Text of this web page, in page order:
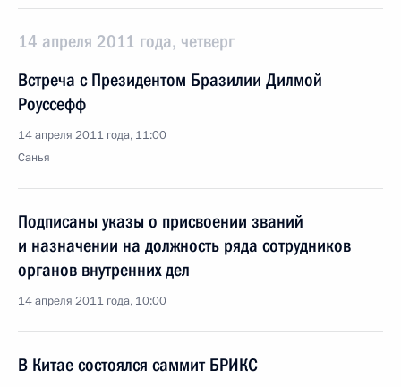
14 апреля 2011 года, четверг
Встреча с Президентом Бразилии Дилмой
Роуссефф
14 апреля 2011 года, 11:00
Санья
Подписаны указы о присвоении званий
и назначении на должность ряда сотрудников
органов внутренних дел
14 апреля 2011 года, 10:00
В Китае состоялся саммит БРИКС